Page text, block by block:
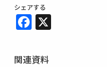
シェアする
Facebook
関連資料